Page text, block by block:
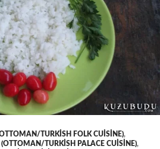
TURKISH FOLK CUISINE),
TURKISH PALACE CUISINE),